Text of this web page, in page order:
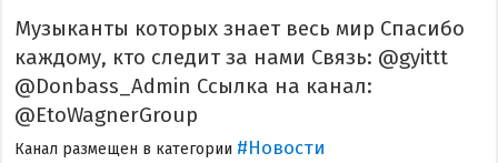
Музыканты которых знает весь мир Спасибо
каждому, кто следит за нами Связь: @gyittt
@Donbass_Admin Ссылка на канал:
@EtoWagnerGroup
Канал размещен в категории #Новости